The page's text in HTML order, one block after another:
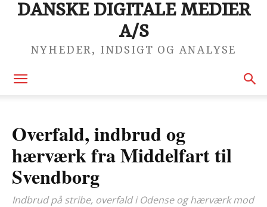
DANSKE DIGITALE MEDIER
A/S
NYHEDER, INDSIGT OG ANALYSE
Overfald, indbrud og
hærværk fra Middelfart til
Svendborg
Indbrud på stribe, overfald i Odense og hærværk mod